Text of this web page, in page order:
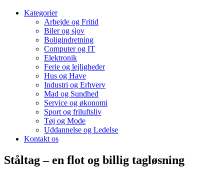
Kategorier
Arbejde og Fritid
Biler og sjov
Boligindretning
Computer og IT
Elektronik
Ferie og lejligheder
Hus og Have
Industri og Erhverv
Mad og Sundhed
Service og økonomi
Sport og friluftsliv
Tøj og Mode
Uddannelse og Ledelse
Kontakt os
Ståltag – en flot og billig tagløsning